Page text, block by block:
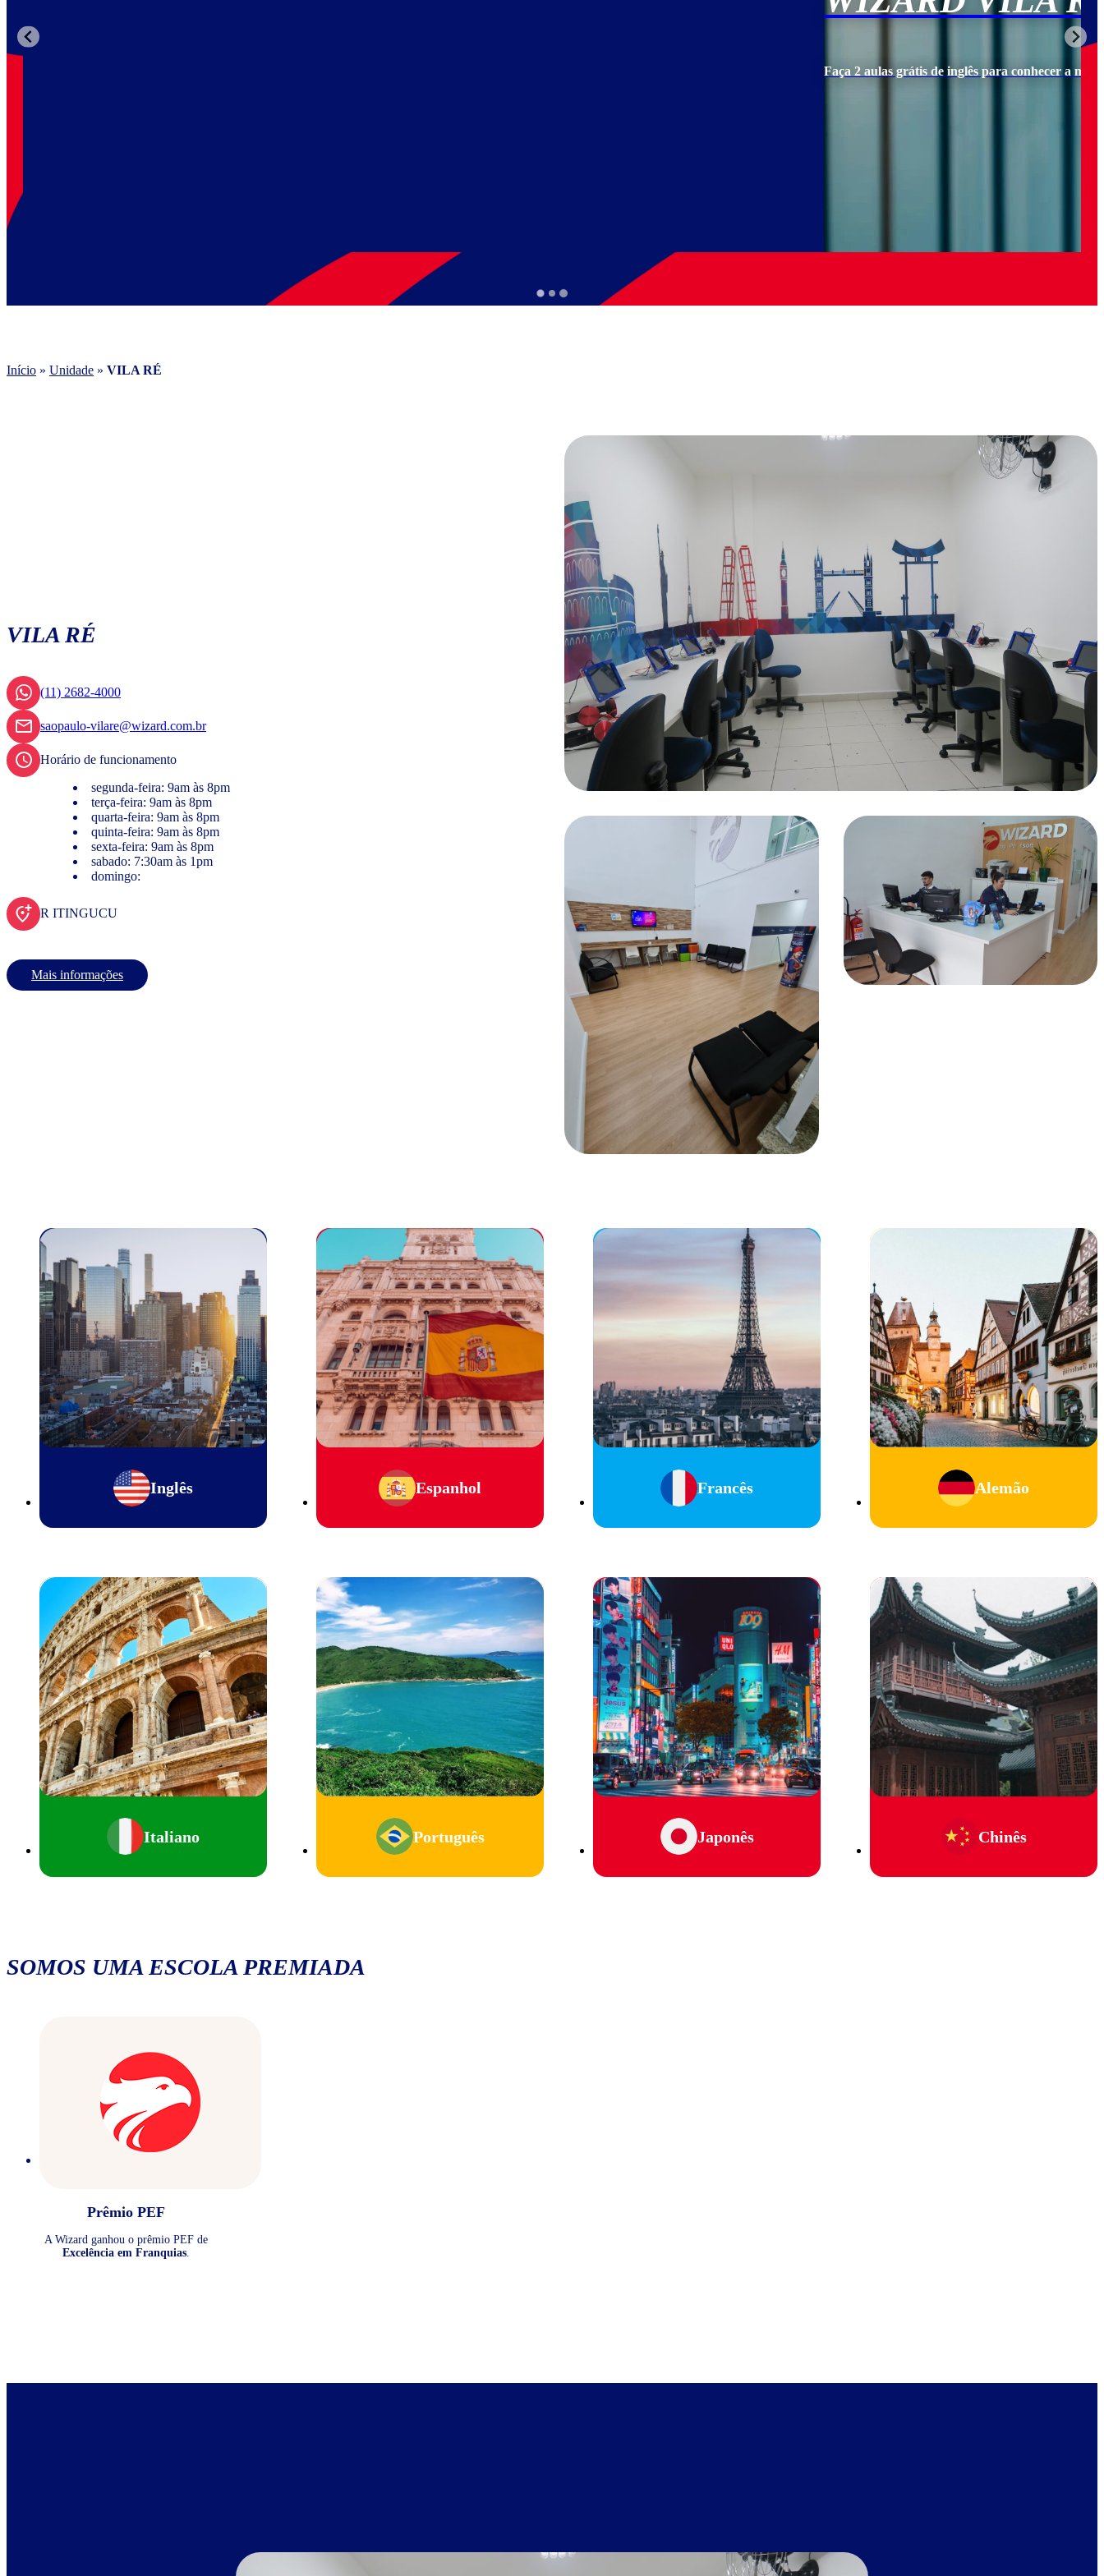
Início » Unidade » VILA RÉ
VILA RÉ
(11) 2682-4000
saopaulo-vilare@wizard.com.br
Horário de funcionamento
segunda-feira: 9am às 8pm
terça-feira: 9am às 8pm
quarta-feira: 9am às 8pm
quinta-feira: 9am às 8pm
sexta-feira: 9am às 8pm
sabado: 7:30am às 1pm
domingo:
R ITINGUCU
Mais informações
Inglês Espanhol Francês Alemão
Italiano Português Japonês Chinês
SOMOS UMA ESCOLA PREMIADA
Prêmio PEF
A Wizard ganhou o prêmio PEF de
Excelência em Franquias.